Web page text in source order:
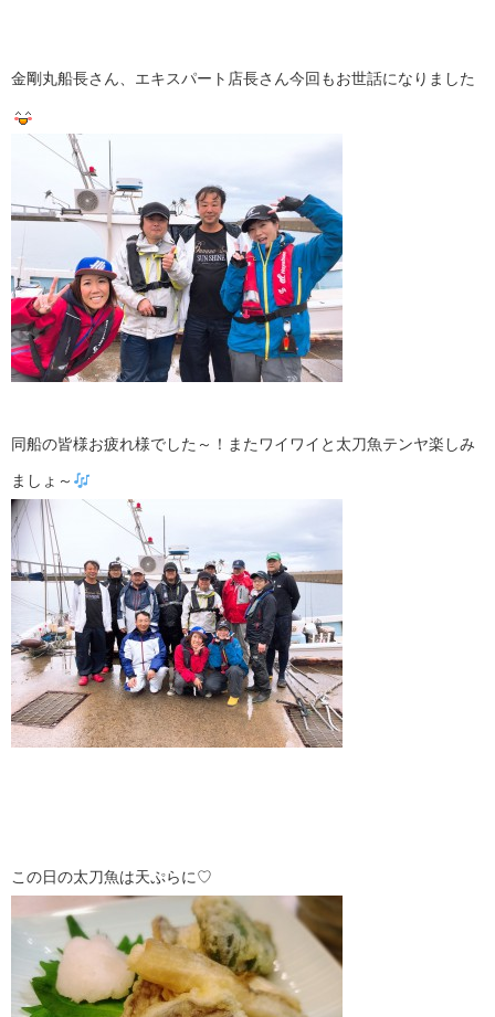
金剛丸船長さん、エキスパート店長さん今回もお世話になりました
同船の皆様お疲れ様でした～！またワイワイと太刀魚テンヤ楽しみ
ましょ～
この日の太刀魚は天ぷらに♡